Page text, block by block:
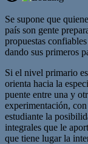
Se supone que
país son gente
propuestas
dando sus primeros
Si el nivel primario
orienta hacia la
puente entre una y
experimentación,
estudiante la
integrales que le
que tiene lugar la